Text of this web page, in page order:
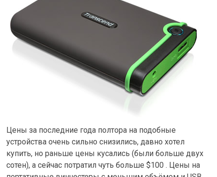
Цены за последние года полтора на подобные
устройства очень сильно снизились, давно хотел
купить, но раньше цены кусались (были больше двух
сотен), а сейчас потратил чуть больше $100 . Цены на